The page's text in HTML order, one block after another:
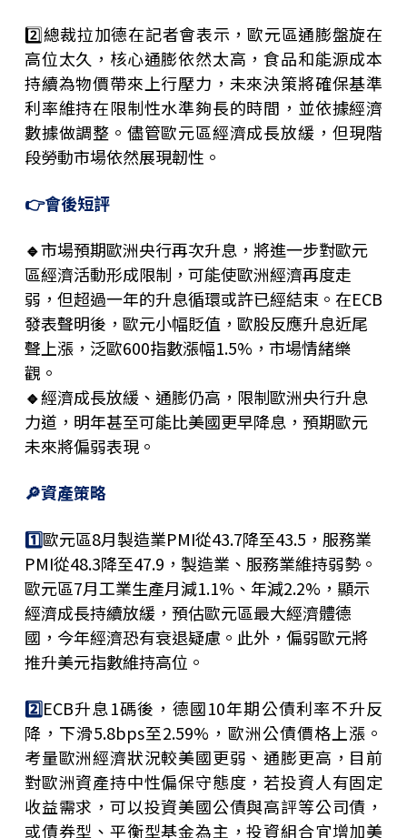
2️⃣總裁拉加德在記者會表示，歐元區通膨盤旋在
高位太久，核心通膨依然太高，食品和能源成本
持續為物價帶來上行壓力，未來決策將確保基準
利率維持在限制性水準夠長的時間，並依據經濟
數據做調整。儘管歐元區經濟成長放緩，但現階
段勞動市場依然展現韌性。
👉會後短評
🔹市場預期歐洲央行再次升息，將進一步對歐元
區經濟活動形成限制，可能使歐洲經濟再度走
弱，但超過一年的升息循環或許已經結束。在ECB
發表聲明後，歐元小幅貶值，歐股反應升息近尾
聲上漲，泛歐600指數漲幅1.5%，市場情緒樂
觀。
🔹經濟成長放緩、通膨仍高，限制歐洲央行升息
力道，明年甚至可能比美國更早降息，預期歐元
未來將偏弱表現。
🔎資產策略
1️⃣歐元區8月製造業PMI從43.7降至43.5，服務業
PMI從48.3降至47.9，製造業、服務業維持弱勢。
歐元區7月工業生產月減1.1%、年減2.2%，顯示
經濟成長持續放緩，預估歐元區最大經濟體德
國，今年經濟恐有衰退疑慮。此外，偏弱歐元將
推升美元指數維持高位。
2️⃣ECB升息1碼後，德國10年期公債利率不升反
降，下滑5.8bps至2.59%，歐洲公債價格上漲。
考量歐洲經濟狀況較美國更弱、通膨更高，目前
對歐洲資產持中性偏保守態度，若投資人有固定
收益需求，可以投資美國公債與高評等公司債，
或債券型、平衡型基金為主，投資組合宜增加美